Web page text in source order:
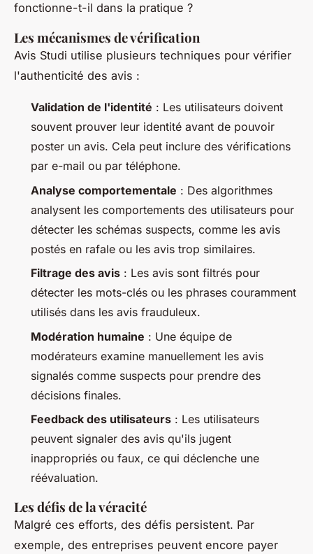
fonctionne-t-il dans la pratique ?
Les mécanismes de vérification
Avis Studi utilise plusieurs techniques pour vérifier
l'authenticité des avis :
Validation de l'identité : Les utilisateurs doivent
souvent prouver leur identité avant de pouvoir
poster un avis. Cela peut inclure des vérifications
par e-mail ou par téléphone.
Analyse comportementale : Des algorithmes
analysent les comportements des utilisateurs pour
détecter les schémas suspects, comme les avis
postés en rafale ou les avis trop similaires.
Filtrage des avis : Les avis sont filtrés pour
détecter les mots-clés ou les phrases couramment
utilisés dans les avis frauduleux.
Modération humaine : Une équipe de
modérateurs examine manuellement les avis
signalés comme suspects pour prendre des
décisions finales.
Feedback des utilisateurs : Les utilisateurs
peuvent signaler des avis qu'ils jugent
inappropriés ou faux, ce qui déclenche une
réévaluation.
Les défis de la véracité
Malgré ces efforts, des défis persistent. Par
exemple, des entreprises peuvent encore payer